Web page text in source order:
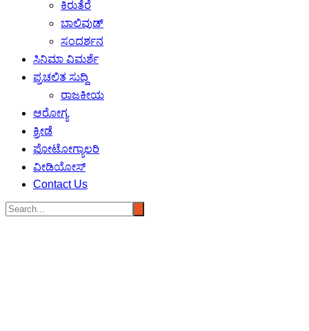
ಕಿರುತೆರೆ
ಬಾಲಿವುಡ್
ಸಂದರ್ಶನ
ಸಿನಿಮಾ ವಿಮರ್ಶೆ
ಪ್ರಚಲಿತ ಸುದ್ದಿ
ರಾಜಕೀಯ
ಆರೋಗ್ಯ
ಕ್ರೀಡೆ
ಫೋಟೋಗ್ಯಾಲರಿ
ವೀಡಿಯೋಸ್
Contact Us